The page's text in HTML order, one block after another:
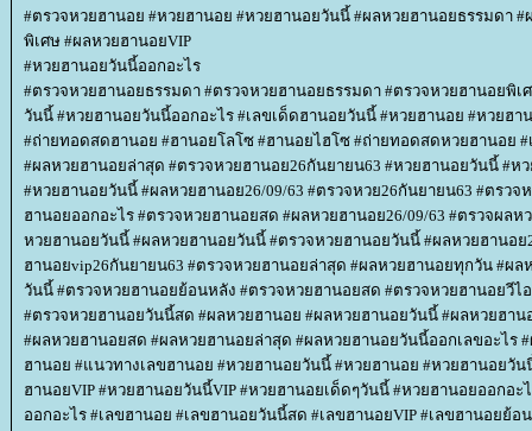
#ตรวจหวยฮานอย #หวยฮานอย #หวยฮานอยวันนี้ #ผลหวยฮานอยธรรมดา
พิเศษ #ผลหวยฮานอยVIP
#หวยฮานอยวันนี้ออกอะไร
#ตรวจหวยฮานอยธรรมดา #ตรวจหวยฮานอยธรรมดา #ตรวจหวยฮานอยพิ
วันนี้ #หวยฮานอยวันนี้ออกอะไร #เลขเด็ดฮานอยวันนี้ #หวยฮานอย #หวยฮ
#ถ่ายทอดสดฮานอย #ฮานอยโลโซ #ฮานอยไฮโซ #ถ่ายทอดสดหวยฮานอย
#ผลหวยฮานอยล่าสุด #ตรวจหวยฮานอย26กันยายน63 #หวยฮานอยวันนี้ #ห
#หวยฮานอยวันนี้ #ผลหวยฮานอย26/09/63 #ตรวจหวย26กันยายน63 #ตรว
ฮานอยออกอะไร #ตรวจหวยฮานอยสด #ผลหวยฮานอย26/09/63 #ตรวจผล
หวยฮานอยวันนี้ #ผลหวยฮานอยวันนี้ #ตรวจหวยฮานอยวันนี้ #ผลหวยฮานอ
ฮานอยvip26กันยายน63 #ตรวจหวยฮานอยล่าสุด #ผลหวยฮานอยทุกวัน #ผ
วันนี้ #ตรวจหวยฮานอยย้อนหลัง #ตรวจหวยฮานอยสด #ตรวจหวยฮานอยวีไ
#ตรวจหวยฮานอยวันนี้สด #ผลหวยฮานอย #ผลหวยฮานอยวันนี้ #ผลหวยฮา
#ผลหวยฮานอยสด #ผลหวยฮานอยล่าสุด #ผลหวยฮานอยวันนี้ออกเลขอะไร
ฮานอย #แนวทางเลขฮานอย #หวยฮานอยวันนี้ #หวยฮานอย #หวยฮานอยวั
ฮานอยVIP #หวยฮานอยวันนี้VIP #หวยฮานอยเด็ดๆวันนี้ #หวยฮานอยออกอะ
ออกอะไร #เลขฮานอย #เลขฮานอยวันนี้สด #เลขฮานอยVIP #เลขฮานอยย้อ